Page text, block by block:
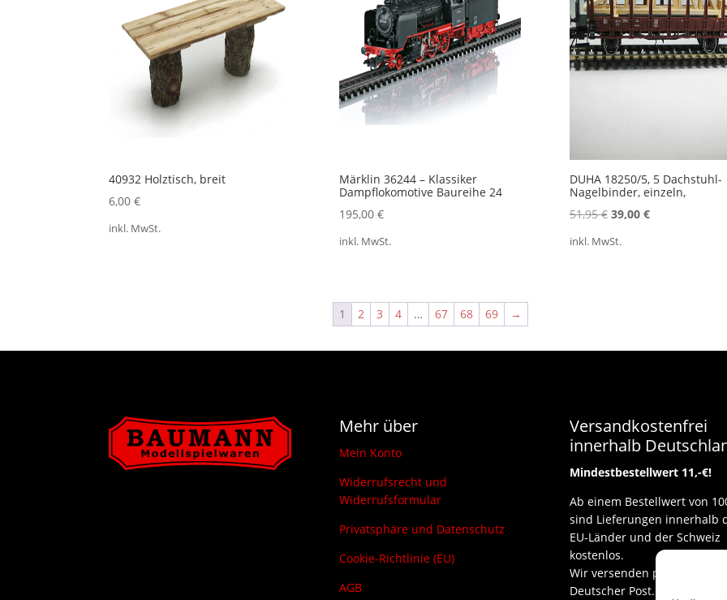
40932 Holztisch, breit
6,00€
inkl. MwSt.
Märklin 36244 – Klassiker
Dampflokomotive Baureihe 24
195,00 €
inkl. MwSt.
DUHA 18250/5, 5 Dachstuhl-
Nagelbinder, einzeln,
51,95€ Ursprünglicher
39,00 €Aktueller
inkl. MwSt.
1 2 3 4 … 67 68 69 →
Mehr über
Mein Konto
Widerrufsrecht und
Widerrufsformular
Privatsphäre und Datenschutz
Cookie-Richtlinie (EU)
AGB
Versandkostenfrei
innerhalb
Mindestbestellwert 11,-€!
Ab einem Bestellwert von
sind Lieferungen innerhalb
EU-Länder und der Schweiz
kostenlos.
Wir versenden per DHL und
Deutscher Post.